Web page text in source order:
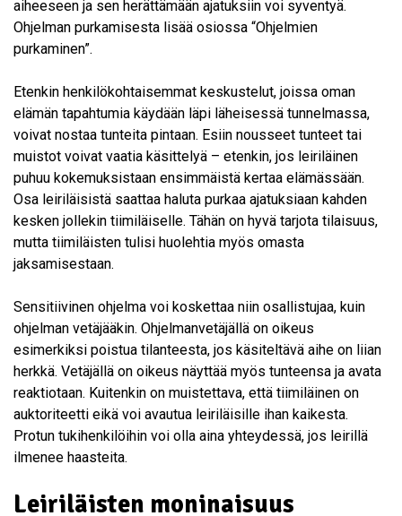
aiheeseen ja sen herättämään ajatuksiin voi syventyä.
Ohjelman purkamisesta lisää osiossa “Ohjelmien
purkaminen”.
Etenkin henkilökohtaisemmat keskustelut, joissa oman
elämän tapahtumia käydään läpi läheisessä tunnelmassa,
voivat nostaa tunteita pintaan. Esiin nousseet tunteet tai
muistot voivat vaatia käsittelyä – etenkin, jos leiriläinen
puhuu kokemuksistaan ensimmäistä kertaa elämässään.
Osa leiriläisistä saattaa haluta purkaa ajatuksiaan kahden
kesken jollekin tiimiläiselle. Tähän on hyvä tarjota tilaisuus,
mutta tiimiläisten tulisi huolehtia myös omasta
jaksamisestaan.
Sensitiivinen ohjelma voi koskettaa niin osallistujaa, kuin
ohjelman vetäjääkin. Ohjelmanvetäjällä on oikeus
esimerkiksi poistua tilanteesta, jos käsiteltävä aihe on liian
herkkä. Vetäjällä on oikeus näyttää myös tunteensa ja avata
reaktiotaan. Kuitenkin on muistettava, että tiimiläinen on
auktoriteetti eikä voi avautua leiriläisille ihan kaikesta.
Protun tukihenkilöihin voi olla aina yhteydessä, jos leirillä
ilmenee haasteita.
Leiriläisten moninaisuus